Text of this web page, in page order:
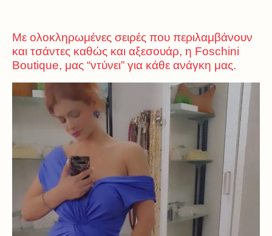
Με ολοκληρωμένες σειρές που περιλαμβάνουν
και τσάντες καθώς και αξεσουάρ, η Foschini
Boutique, μας “ντύνει” για κάθε ανάγκη μας.